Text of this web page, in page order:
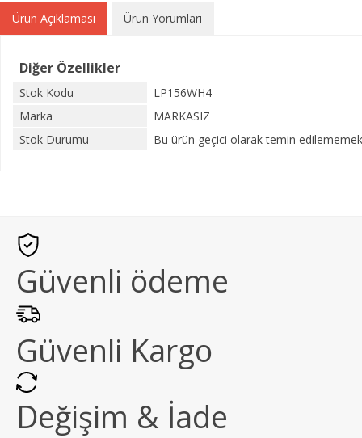
Ürün Açıklaması Ürün Yorumları
Diğer Özellikler
Stok Kodu
LP156WH4
Marka
MARKASIZ
Stok Durumu
Bu ürün geçici olarak temin
Güvenli ödeme
Güvenli Kargo
Değişim & İade